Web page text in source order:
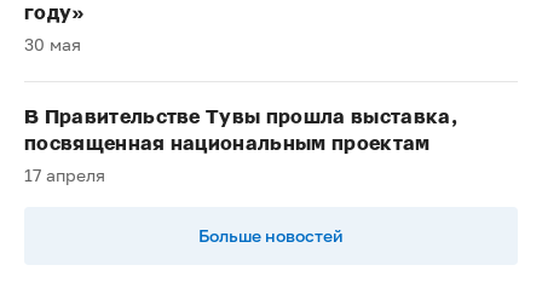
году»
30 мая
В Правительстве Тувы прошла выставка,
посвященная национальным проектам
17 апреля
Больше новостей